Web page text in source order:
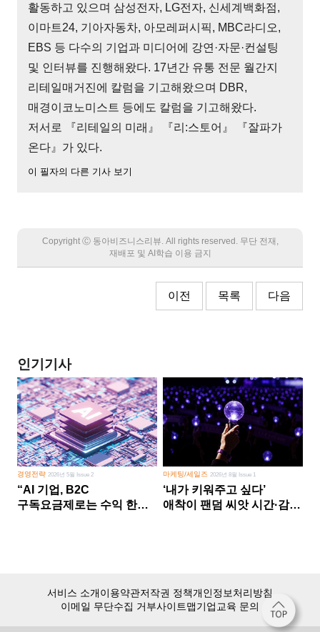
활동하고 있으며 삼성전자, LG전자, 신세계백화점,
이마트24, 기아자동차, 아모레퍼시픽, MBC라디오,
EBS 등 다수의 기업과 미디어에 강연·자문·컨설팅
및 인터뷰를 진행해왔다. 17년간 유통 전문 월간지
리테일매거진에 칼럼을 기고해왔으며 DBR,
매경이코노미스트 등에도 칼럼을 기고해왔다.
저서로 『리테일의 미래』 『리:스토어』 『잘파가
온다』가 있다.
이 필자의 다른 기사 보기
Copyright Ⓒ 동아비즈니스리뷰. All rights reserved. 무단 전재,
재배포 및 AI학습 이용 금지
이전 목록 다음
인기기사
경영전략 2026년 5월 Issue 2
“AI 기업, B2C
구독요금제로는 수익 한계
마케팅/세일즈 2026년 8월 Issue 1
‘내가 키워주고 싶다’
애착이 팬덤 씨앗 시간·감정
서비스 소개이용약관저작권 정책개인정보처리방침
이메일 무단수집 거부사이트맵기업교육 문의